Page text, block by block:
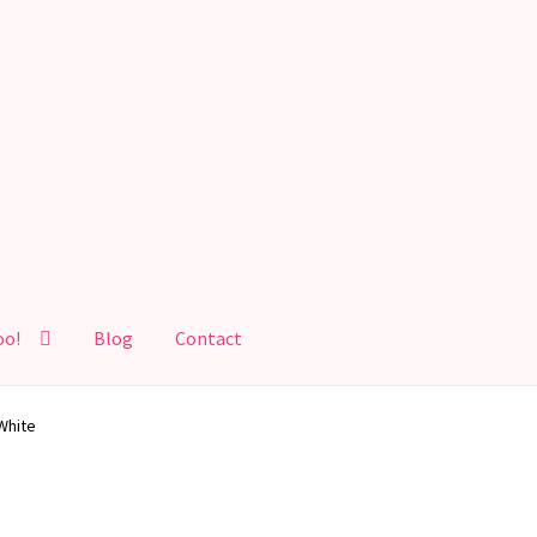
Blog Contact